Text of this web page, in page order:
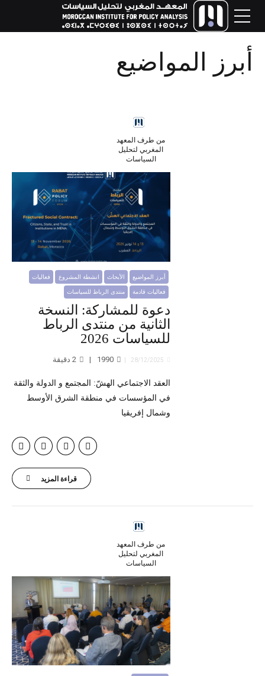
أبرز المواضيع
من طرف المعهد
المغربي لتحليل
السياسات
أبرز المواضيع الأبحاث انشطة المشروع فعاليات
فعاليات قادمة منتدى الرباط للسياسات
دعوة للمشاركة: النسخة
الثانية من منتدى الرباط
للسياسات 2026
28/12/2025
1990
2دقيقة
في المؤسسات في منطقة الشرق الأوسط
وشمال إفريقيا
قراءة المزيد
من طرف المعهد
المغربي لتحليل
السياسات